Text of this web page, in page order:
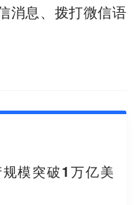
消息、拨打微信语
模突破1万亿美